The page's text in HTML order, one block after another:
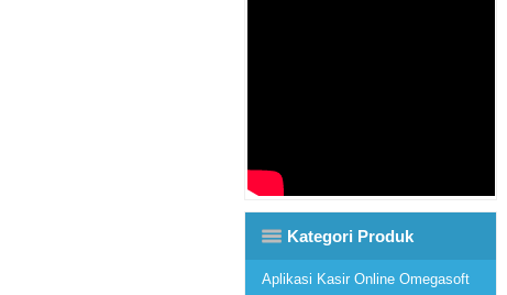
Kategori Produk
Aplikasi Kasir Online Omegasoft